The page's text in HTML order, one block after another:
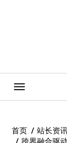
首页
站长资
跨界融合驱